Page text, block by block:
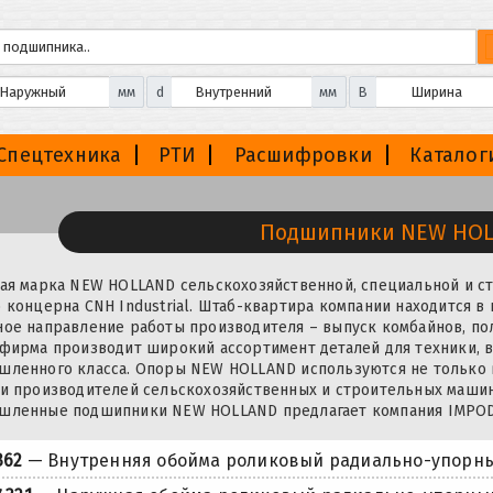
мм d мм B
РТИ Расшифровки
Подшипники NEW
марка NEW HOLLAND сельскохозяйственной, специальной
концерна CNH Industrial. Штаб-квартира компании находится в
направление работы производителя – выпуск комбайнов,
производит широкий ассортимент деталей для техники,
класса. Опоры NEW HOLLAND используются не
производителей сельскохозяйственных и строительных
подшипники NEW HOLLAND предлагает компания
— Внутренняя обойма роликовый радиально-